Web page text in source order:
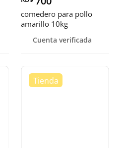
comedero para pollo
amarillo 10kg
Cuenta verificada